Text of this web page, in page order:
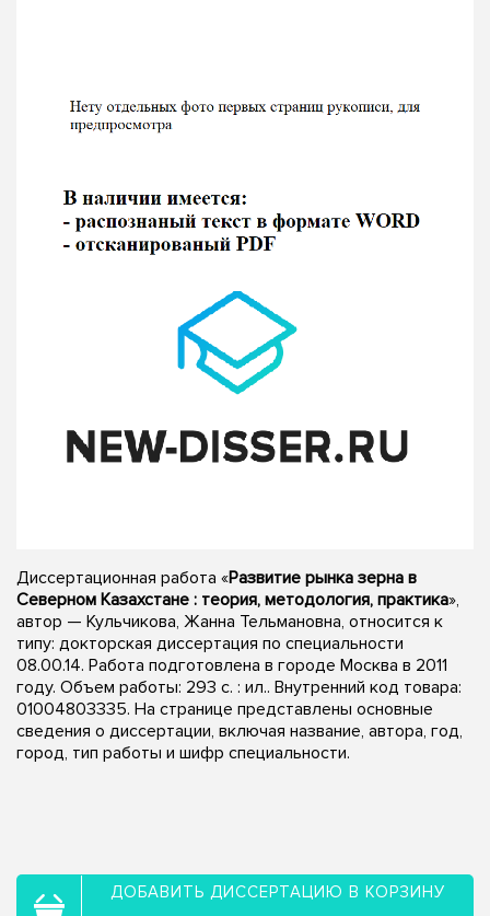
Диссертационная работа «Развитие рынка зерна в
Северном Казахстане : теория, методология, практика»,
автор — Кульчикова, Жанна Тельмановна, относится к
типу: докторская диссертация по специальности
08.00.14. Работа подготовлена в городе Москва в 2011
году. Объем работы: 293 с. : ил.. Внутренний код товара:
01004803335. На странице представлены основные
сведения о диссертации, включая название, автора, год,
город, тип работы и шифр специальности.
ДОБАВИТЬ ДИССЕРТАЦИЮ В КОРЗИНУ